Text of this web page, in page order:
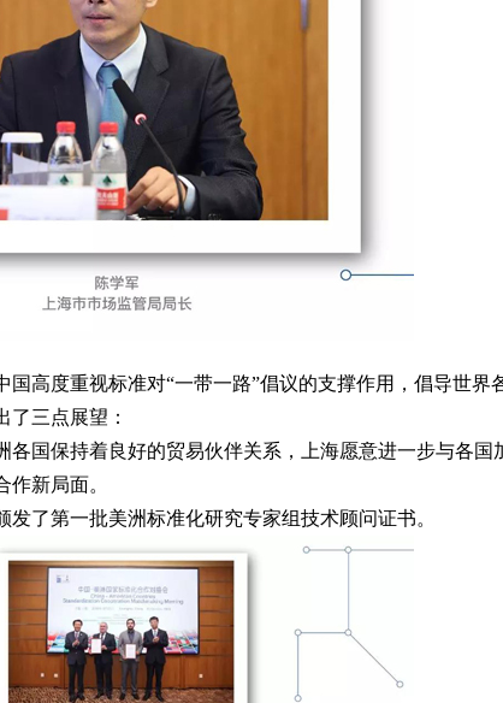
度重视标准对“一带一路”倡议的支撑作用，倡导世界
三点展望：
保持着良好的贸易伙伴关系，上海愿意进一步与各国
新局面。
第一批美洲标准化研究专家组技术顾问证书。